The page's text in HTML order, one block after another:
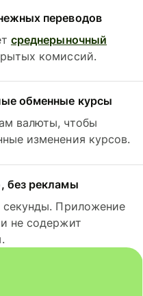
переводов
среднерыночный
комиссий.
обменные курсы
валюты, чтобы
изменения курсов.
без рекламы
секунды. Приложение
не содержит